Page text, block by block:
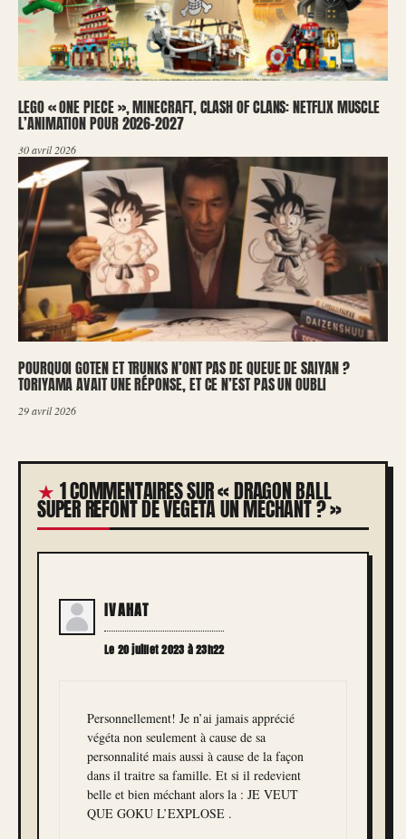
LEGO « ONE PIECE », MINECRAFT, CLASH OF CLANS: NETFLIX MUSCLE
L’ANIMATION POUR 2026-2027
30 avril 2026
POURQUOI GOTEN ET TRUNKS N’ONT PAS DE QUEUE DE SAIYAN ?
TORIYAMA AVAIT UNE RÉPONSE, ET CE N’EST PAS UN OUBLI
29 avril 2026
1 COMMENTAIRES SUR « DRAGON BALL
SUPER REFONT DE VEGETA UN MÉCHANT ? »
IVAHAT
Le 20 juillet 2023 à 23h22
Personnellement! Je n’ai jamais apprécié
végéta non seulement à cause de sa
personnalité mais aussi à cause de la façon
dans il traitre sa famille. Et si il redevient
belle et bien méchant alors la : JE VEUT
QUE GOKU L’EXPLOSE .